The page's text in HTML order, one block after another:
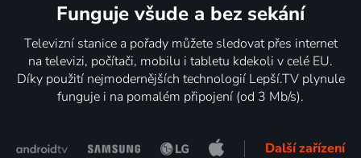
Funguje všude a bez sekání
Televizní stanice a pořady můžete sledovat přes internet
na televizi, počítači, mobilu i tabletu kdekoli v celé EU.
Díky použití nejmodernějších technologií Lepší.TV plynule
funguje i na pomalém připojení (od 3 Mb/s).
Další zařízení